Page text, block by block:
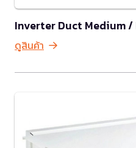
Inverter Duct Medium /
ดูสินค้า